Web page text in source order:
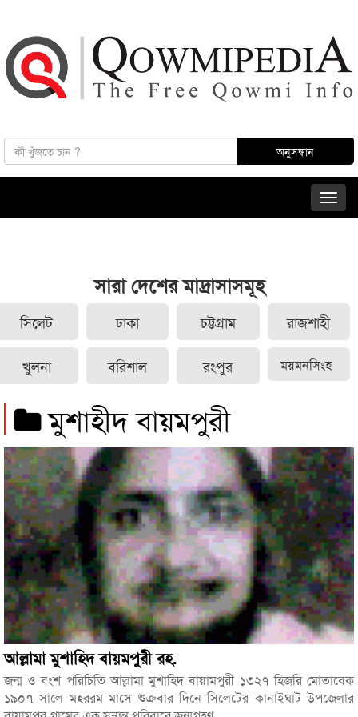
সারা দেশের মাদ্রাসাসমূহ
সিলেট ঢাকা চট্টগ্রাম রাজশাহী
খুলনা বরিশাল রংপুর ময়মনসিংহ
মুশাহীদ বায়মপুরী
আল্লামা মুশাহিদ বায়মপুরী রহ.
জন্ম ও বংশ পরিচিতি আল্লামা মুশাহিদ বায়ামপুরী ১৩২৭ হিজরি মোতাবেক
১৯০৭ সালে মহররম মাসে শুক্রবার দিনে সিলেটের কানাইঘাট উপজেলার